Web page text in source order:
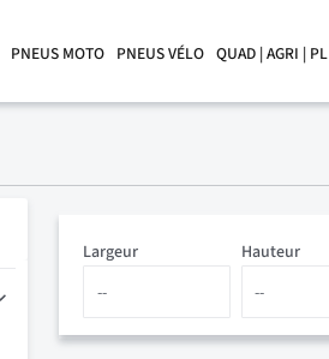
PNEUS MOTO PNEUS VÉLO QUAD | AGRI | PL
Hauteur
Largeur